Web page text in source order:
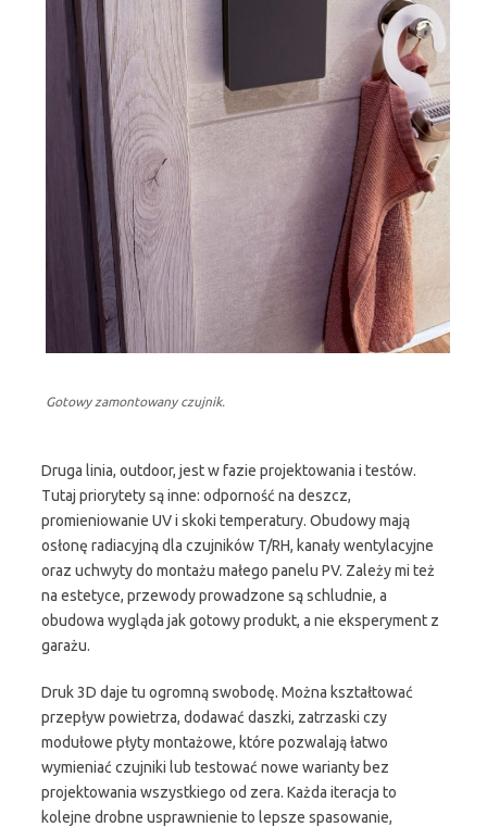
Gotowy zamontowany czujnik.
Druga linia, outdoor, jest w fazie projektowania i testów.
Tutaj priorytety są inne: odporność na deszcz,
promieniowanie UV i skoki temperatury. Obudowy mają
osłonę radiacyjną dla czujników T/RH, kanały wentylacyjne
oraz uchwyty do montażu małego panelu PV. Zależy mi też
na estetyce, przewody prowadzone są schludnie, a
obudowa wygląda jak gotowy produkt, a nie eksperyment z
garażu.
Druk 3D daje tu ogromną swobodę. Można kształtować
przepływ powietrza, dodawać daszki, zatrzaski czy
modułowe płyty montażowe, które pozwalają łatwo
wymieniać czujniki lub testować nowe warianty bez
projektowania wszystkiego od zera. Każda iteracja to
kolejne drobne usprawnienie to lepsze spasowanie,